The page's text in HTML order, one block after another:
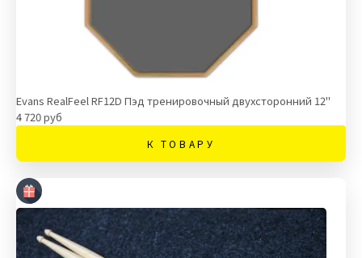
Evans RealFeel RF12D Пэд тренировочный двухсторонний 12"
4 720 руб
К ТОВАРУ